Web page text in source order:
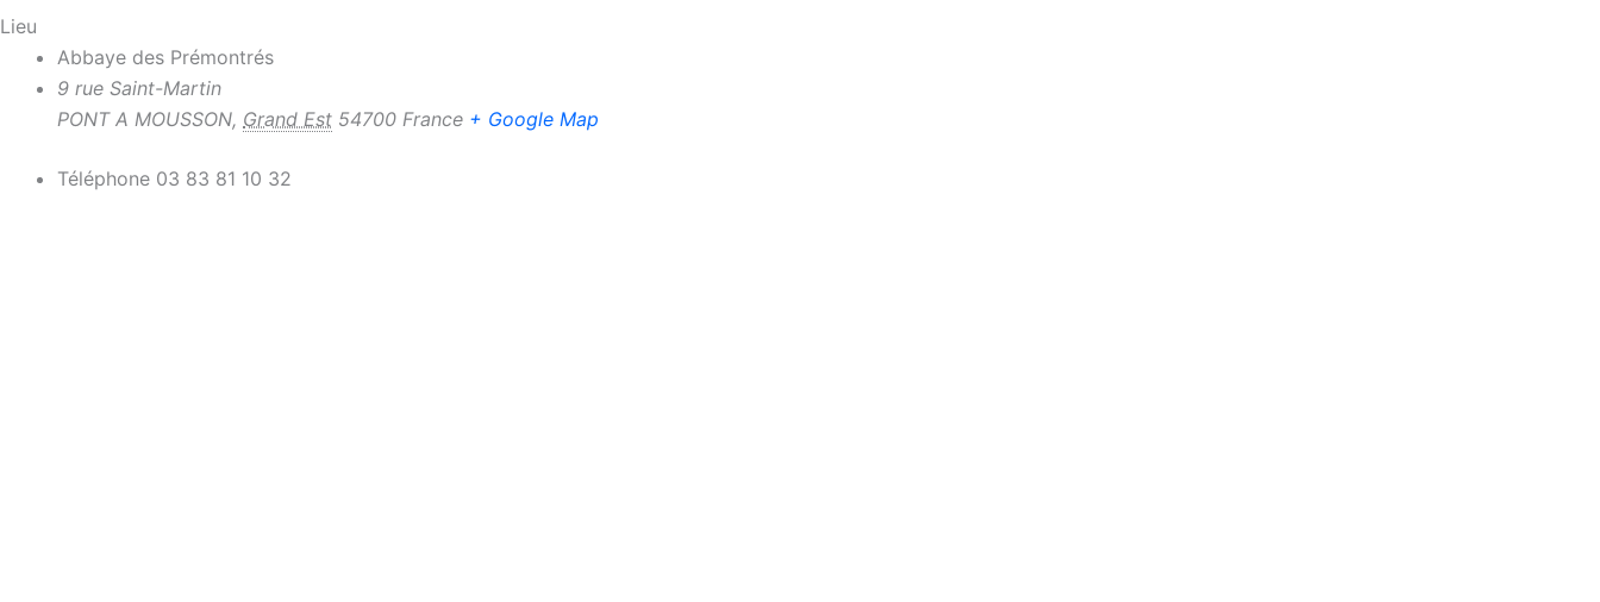
Lieu
Abbaye des Prémontrés
9 rue Saint-Martin
PONT A MOUSSON, Grand Est 54700 France + Google Map
Téléphone 03 83 81 10 32